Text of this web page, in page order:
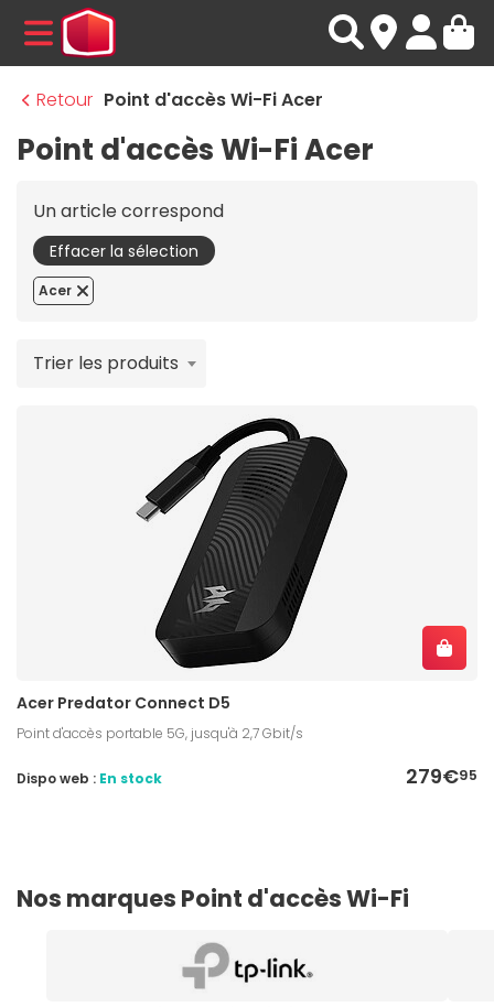
MENU
Retour Point d'accès Wi-Fi Acer
Point d'accès Wi-Fi Acer
Un article correspond
Effacer la sélection
Acer
Trier les produits
Acer Predator Connect D5
Point d'accès portable 5G, jusqu'à 2,7 Gbit/s
279€95
Dispo web : En stock
Nos marques Point d'accès Wi-Fi